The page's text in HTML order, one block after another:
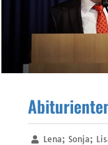
Lena; Sonja;